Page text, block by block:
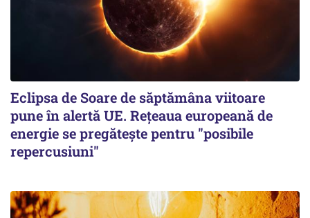
Eclipsa de Soare de săptămâna viitoare
pune în alertă UE. Rețeaua europeană de
energie se pregătește pentru "posibile
repercusiuni"